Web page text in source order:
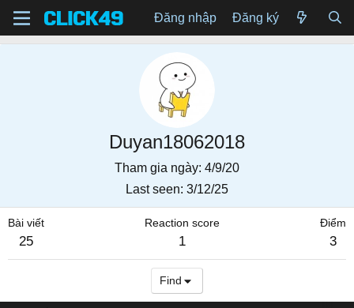
Đăng nhập Đăng ký
Duyan18062018
Tham gia ngày 4/9/20
Last seen 3/12/25
Bài viết
25
Reaction score
1
Điểm
3
Find